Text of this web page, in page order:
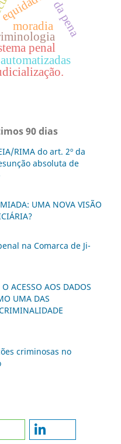
moradia
penal
90 dias
RIMA do art. 2º da
absoluta de
UMA NOVA VISÃO
na Comarca de Ji-
ACESSO AOS DADOS
UMA DAS
criminosas no